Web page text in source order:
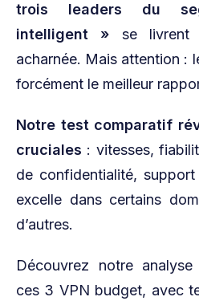
trois leaders du
intelligent » se livrent
acharnée. Mais attention :
forcément le meilleur
Notre test comparatif
cruciales : vitesses,
de confidentialité,
excelle dans certains
d’autres.
Découvrez notre
ces 3 VPN budget, avec